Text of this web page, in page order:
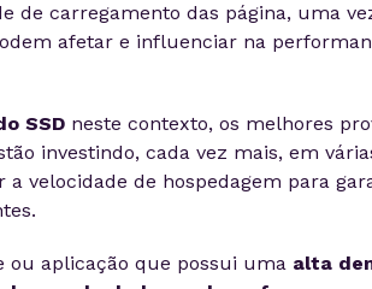
de carregamento das página, uma
afetar e influenciar na
SSD neste contexto, os melhores
investindo, cada vez mais, em
a velocidade de hospedagem para
ou aplicação que possui uma alta